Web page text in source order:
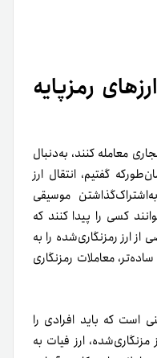
رمزپایه
معامله کنند، به‌دنبال
گفتیم، انتقال ارز
موسیقی
کسی را پیدا کنند که
ارز رمزنگاری‌شده را به
معاملات رمزنگاری
است که باید افرادی را
مزنگاری‌شده، ارز فیات به